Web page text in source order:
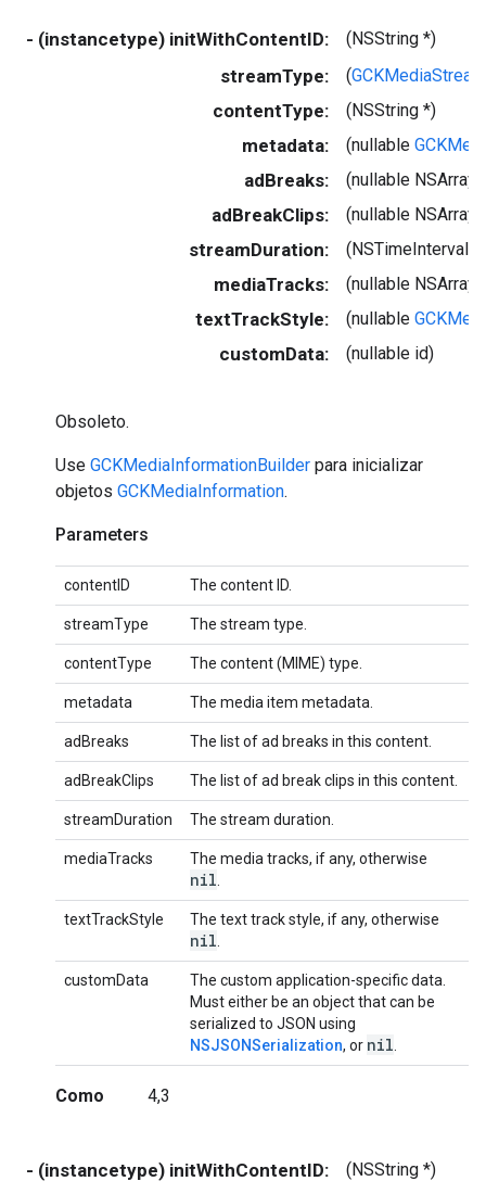
- (instancetype) initWithContentID: (NSString *)
streamType: (
contentType: (NSString *)
metadata: (nullable
adBreaks: (nullable
adBreakClips: (nullable
streamDuration: (NSTimeInterval)
mediaTracks: (nullable
textTrackStyle: (nullable
customData: (nullable id)
Obsoleto.
Use GCKMediaInformationBuilder para inicializar
objetos GCKMediaInformation.
Parameters
contentID The content ID.
streamType The stream type.
contentType The content (MIME) type.
metadata The media item metadata.
adBreaks The list of ad breaks in this content.
adBreakClips The list of ad break clips in this content.
streamDuration The stream duration.
mediaTracks The media tracks, if any, otherwise
nil
textTrackStyle The text track style, if any, otherwise
nil
customData
The custom application-specific data.
Must either be an object that can be
serialized to JSON using
NSJSONSerialization, or nil
Como 4,3
- (instancetype) initWithContentID: (NSString *)